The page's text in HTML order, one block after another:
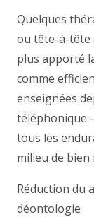
Quelques
ou tête-à-tête
plus apporté
comme
enseignées
téléphonique
tous les
milieu de
Réduction du
déontologie